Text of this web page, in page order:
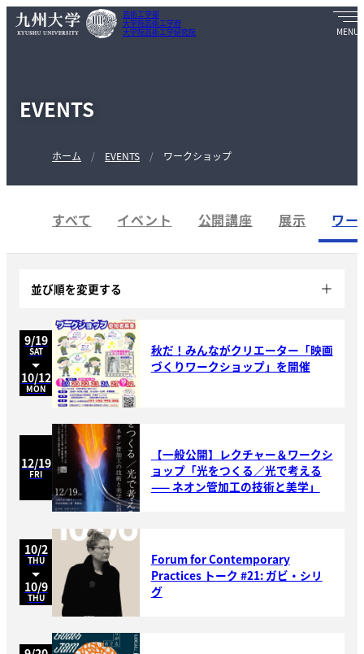
芸術工学部
大学院芸術工学府
大学院芸術工学研究院
EVENTS
ホーム EVENTS ワークショップ
すべて イベント 公開講座 展示 ワー
並び順を変更する
9/19
SAT
10/12
MON
秋だ！みんながクリエーター「映画
づくりワークショップ」を開催
12/19
FRI
【一般公開】レクチャー＆ワークシ
ョップ「光をつくる／光で考える
—— ネオン管加工の技術と美学」
10/2
THU
10/9
THU
Forum for Contemporary
Practices トーク #21: ガビ・シリ
グ